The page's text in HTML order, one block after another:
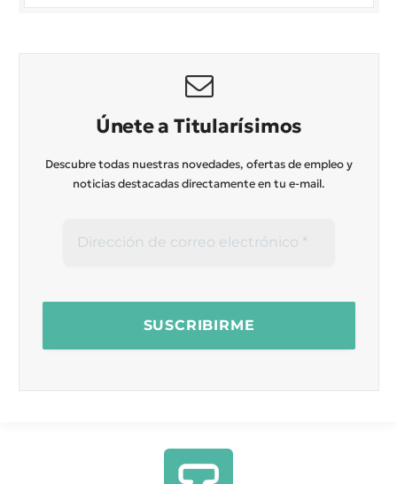
Únete a Titularísimos
Descubre todas nuestras novedades, ofertas de empleo y
noticias destacadas directamente en tu e-mail.